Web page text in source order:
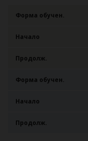
Форма обучен.
Начало
Продолж.
Форма обучен.
Начало
Продолж.